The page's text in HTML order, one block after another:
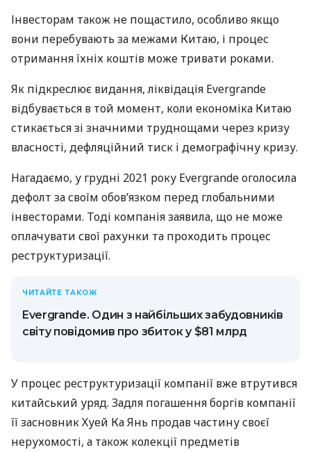
Інвесторам також не пощастило, особливо якщо
вони перебувають за межами Китаю, і процес
отримання їхніх коштів може тривати роками.
Як підкреслює видання, ліквідація Evergrande
відбувається в той момент, коли економіка Китаю
стикається зі значними труднощами через кризу
власності, дефляційний тиск і демографічну кризу.
Нагадаємо, у грудні 2021 року Evergrande оголосила
дефолт за своїм обов’язком перед глобальними
інвесторами. Тоді компанія заявила, що не може
оплачувати свої рахунки та проходить процес
реструктуризації.
ЧИТАЙТЕ ТАКОЖ
Evergrande. Один з найбільших забудовників
світу повідомив про збиток у $81 млрд
У процес реструктуризації компанії вже втрутився
китайський уряд. Задля погашення боргів компанії
її засновник Хуей Ка Янь продав частину своєї
нерухомості, а також колекції предметів